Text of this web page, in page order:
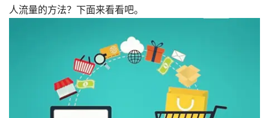
人流量的方法？下面来看看吧。